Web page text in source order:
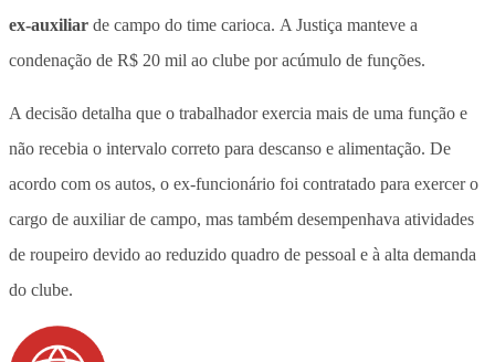
ex-auxiliar de campo do time carioca. A Justiça manteve a
condenação de R$ 20 mil ao clube por acúmulo de funções.
A decisão detalha que o trabalhador exercia mais de uma função e
não recebia o intervalo correto para descanso e alimentação. De
acordo com os autos, o ex-funcionário foi contratado para exercer o
cargo de auxiliar de campo, mas também desempenhava atividades
de roupeiro devido ao reduzido quadro de pessoal e à alta demanda
do clube.